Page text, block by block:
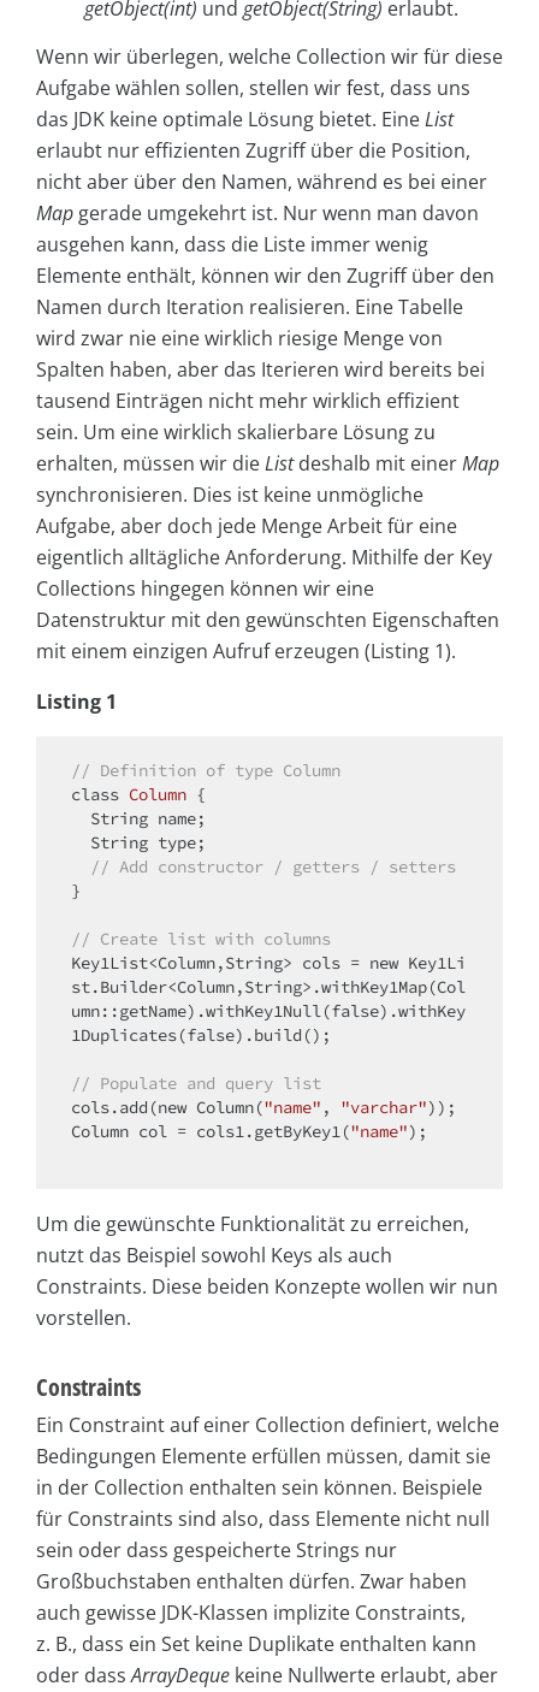
getObject(int) und getObject(String) erlaubt.
Wenn wir überlegen, welche Collection wir für diese
Aufgabe wählen sollen, stellen wir fest, dass uns
das JDK keine optimale Lösung bietet. EineList
erlaubt nur effizienten Zugriff über die Position,
nicht aber über den Namen, während es bei einer
Map gerade umgekehrt ist. Nur wenn man davon
ausgehen kann, dass die Liste immer wenig
Elemente enthält, können wir den Zugriff über den
Namen durch Iteration realisieren. Eine Tabelle
wird zwar nie eine wirklich riesige Menge von
Spalten haben, aber das Iterieren wird bereits bei
tausend Einträgen nicht mehr wirklich effizient
sein. Um eine wirklich skalierbare Lösung zu
erhalten, müssen wir dieListdeshalb mit einerMap
synchronisieren. Dies ist keine unmögliche
Aufgabe, aber doch jede Menge Arbeit für eine
eigentlich alltägliche Anforderung. Mithilfe der Key
Collections hingegen können wir eine
Datenstruktur mit den gewünschten Eigenschaften
mit einem einzigen Aufruf erzeugen (Listing 1).
Listing 1
// Definition of type Column
class Column {
// Add constructor / getters / setters
}
// Create list with columns
Key1List<Column,String> cols = new Key1Li
st.Builder<Column,String>.withKey1Map(Col
umn::getName).withKey1Null(false).withKey
1Duplicates(false).build();
// Populate and query list
cols.add(new Column("name" , "varchar"));
Column col = cols1.getByKey1("name");
Um die gewünschte Funktionalität zu erreichen,
nutzt das Beispiel sowohl Keys als auch
Constraints. Diese beiden Konzepte wollen wir nun
vorstellen.
Constraints
Ein Constraint auf einer Collection definiert, welche
Bedingungen Elemente erfüllen müssen, damit sie
in der Collection enthalten sein können. Beispiele
für Constraints sind also, dass Elemente nicht null
sein oder dass gespeicherte Strings nur
Großbuchstaben enthalten dürfen. Zwar haben
auch gewisse JDK-Klassen implizite Constraints,
z. B., dass ein Set keine Duplikate enthalten kann
oder dassArrayDeque keine Nullwerte erlaubt, aber